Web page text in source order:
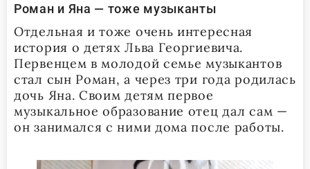
Роман и Яна — тоже музыканты
Отдельная и тоже очень интересная
история о детях Льва Георгиевича.
Первенцем в молодой семье музыкантов
стал сын Роман, а через три года родилась
дочь Яна. Своим детям первое
музыкальное образование отец дал сам —
он занимался с ними дома после работы.